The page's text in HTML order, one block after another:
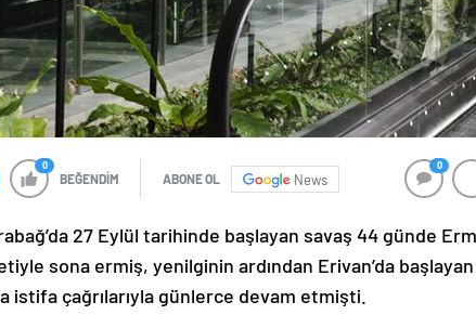
0
BEĞENDİM ABONE OL News
0
27 Eylül tarihinde başlayan savaş 44 günde
sona ermiş, yenilginin ardından Erivan’da
istifa çağrılarıyla günlerce devam etmişti.